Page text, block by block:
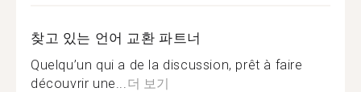
찾고 있는 언어 교환 파트너
Quelqu’un qui a de la discussion, prêt à faire
découvrir une...더 보기